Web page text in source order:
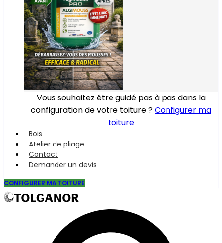
Vous souhaitez être guidé pas à pas dans la
configuration de votre toiture ?Configurer ma
toiture
Bois
Atelier de pliage
Contact
Demander un devis
CONFIGURER MA TOITURE